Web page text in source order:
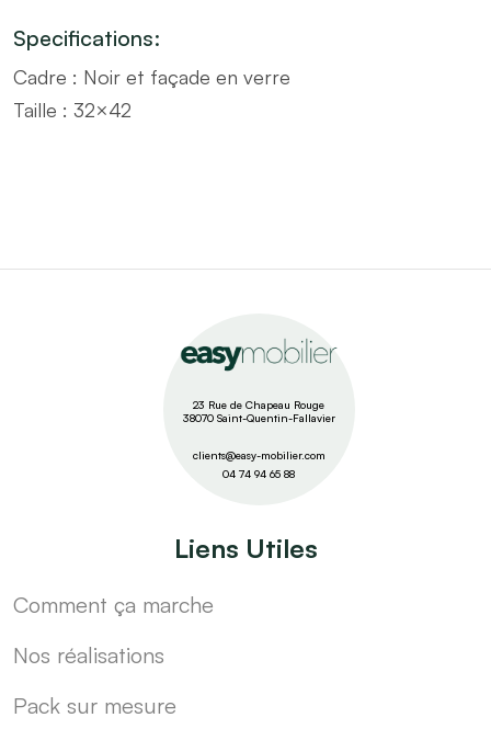
Taille
32x42
quantity
Specifications:
Cadre : Noir et façade en verre
Taille : 32×42
23 Rue de Chapeau Rouge
38070 Saint-Quentin-Fallavier
clients@easy-mobilier.com
04 74 94 65 88
Liens Utiles
Comment ça marche
Nos réalisations
Pack sur mesure